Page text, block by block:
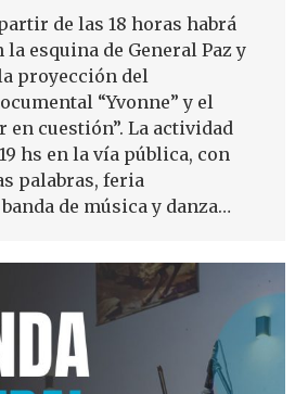
de las 18 horas habrá
esquina de General Paz y
proyección del
“Yvonne” y el
en cuestión”. La actividad
hs en la vía pública, con
palabras, feria
de música y danza…